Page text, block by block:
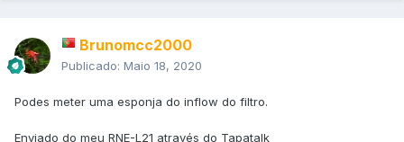
Brunomcc2000
Publicado: Maio 18, 2020
Podes meter uma esponja do inflow do filtro.
Enviado do meu RNE-L21 através do Tapatalk